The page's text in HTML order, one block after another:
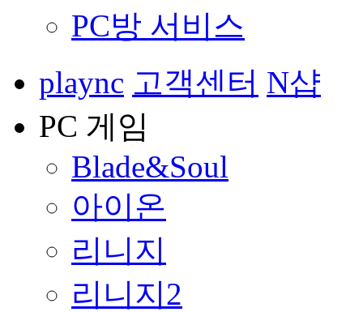
PC방 서비스
plaync 고객센터 N샵
PC 게임
Blade&Soul
아이온
리니지
리니지2